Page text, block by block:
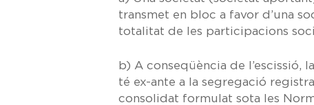
transmet en bloc a favor d’una
totalitat de les participacions
b) A conseqüència de
té ex-ante a la segregació
consolidat formulat sota les